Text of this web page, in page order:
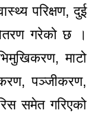
परिक्षण, दुई
गरेको छ ।
माटो
पञ्जीकरण,
समेत गरिएको